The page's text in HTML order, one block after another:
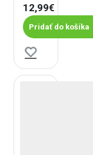
12,99€
Pridať do košíka